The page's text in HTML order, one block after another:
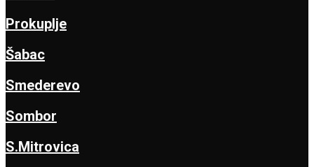
Prokuplje
Šabac
Smederevo
Sombor
S.Mitrovica